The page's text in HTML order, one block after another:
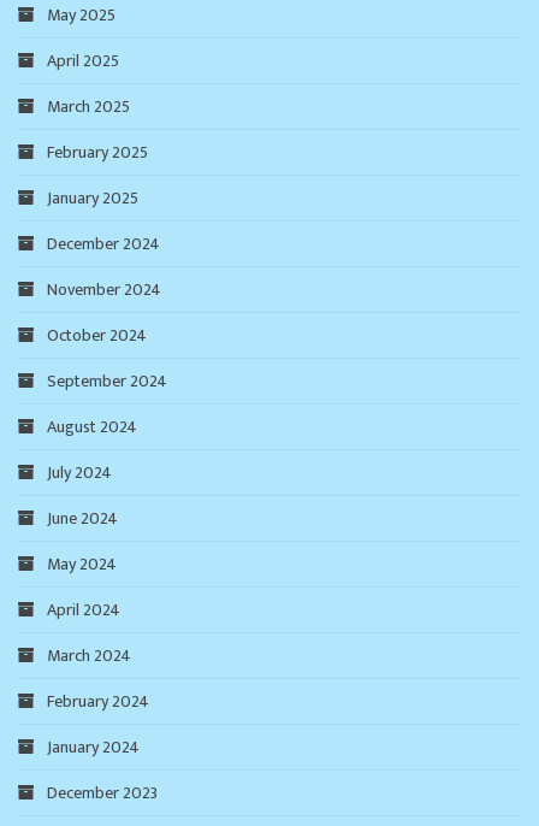
May 2025
April 2025
March 2025
February 2025
January 2025
December 2024
November 2024
October 2024
September 2024
August 2024
July 2024
June 2024
May 2024
April 2024
March 2024
February 2024
January 2024
December 2023